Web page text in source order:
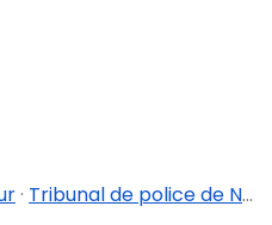
· Tribunal de police de Namur - division Dinant